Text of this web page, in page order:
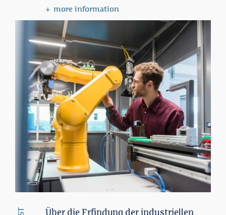
more information
Über die Erfindung der industriellen